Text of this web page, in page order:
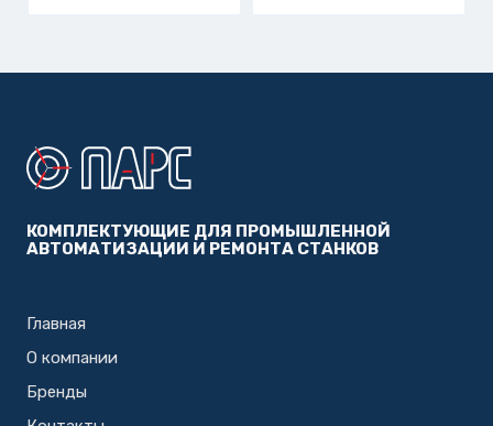
КОМПЛЕКТУЮЩИЕ ДЛЯ ПРОМЫШЛЕННОЙ
АВТОМАТИЗАЦИИ И РЕМОНТА СТАНКОВ
Главная
О компании
Бренды